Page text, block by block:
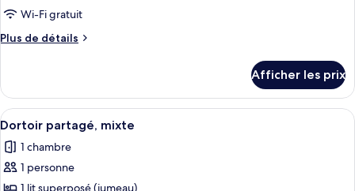
ce
type
de
Dortoir
partagé
Standard,
mixte
Wi-Fi gratuit
Plus de détails
Plus
Dortoir
partagé
Standard,
Afficher les prix
Afficher
toutes
les
photos
Un intérieur compact et bien éclairé,
6
Dortoir partagé, mixte
1 chambre
1 personne
1 lit superposé (jumeau)